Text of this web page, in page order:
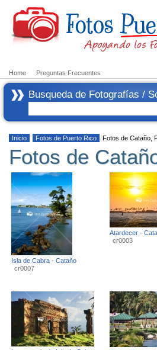
Home Preguntas Frecuentes
Busqueda de Fotografías /
Inicio Fotos de Puerto Rico Fotos de Cataño,
Fotos de
Isla de Cabra - Cataño
cr0007
Atardecer -
cr0003